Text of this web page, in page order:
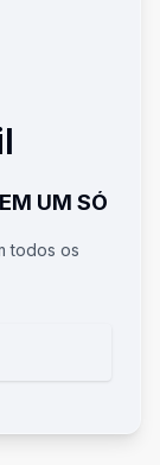
UM SÓ
todos os